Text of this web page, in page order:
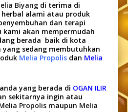
Biyang di terima di
alami atau produk
dan terapi
akan mempermudah
berada baik di kota
yang sedang membutuhkan
Melia Propolis dan Melia
yang berada di OGAN ILIR
sekitarnya ingin atau
Propolis maupun Melia